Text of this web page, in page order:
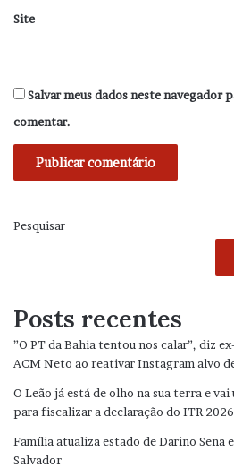
Site
Salvar meus dados neste navegador
comentar.
Pesquisar
Posts recentes
”O PT da Bahia tentou nos calar”, diz
ACM Neto ao reativar Instagram alvo
O Leão já está de olho na sua terra e
para fiscalizar a declaração do ITR
Família atualiza estado de Darino Sena
Salvador